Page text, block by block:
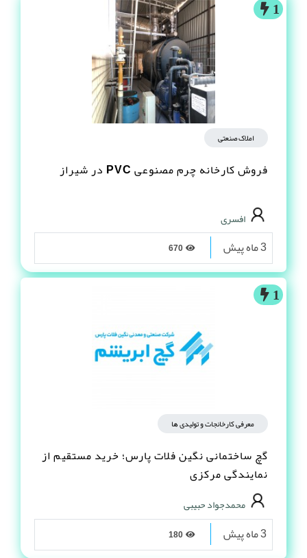
1
املاک صنعتی
فروش کارخانه چرم مصنوعى PVC در شیراز
افسری
3 ماه پیش
1
معرفی کارخانجات و تولیدی ها
گچ ساختمانی نگین فلات پارس؛ خرید مستقیم از
نمایندگی مرکزی
محمدجواد حبیبی
3 ماه پیش